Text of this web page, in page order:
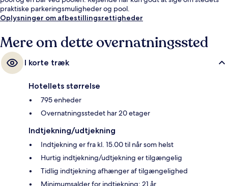
praktiske parkeringsmuligheder og pool.
Oplysninger om afbestillingsrettigheder
Mere om dette overnatningssted
I korte træk
Hotellets størrelse
795 enheder
Overnatningsstedet har 20 etager
Indtjekning/udtjekning
Indtjekning er fra kl. 15.00 til når som helst
Hurtig indtjekning/udtjekning er tilgængelig
Tidlig indtjekning afhænger af tilgængelighed
Minimumsalder for indtjekning: 21 år